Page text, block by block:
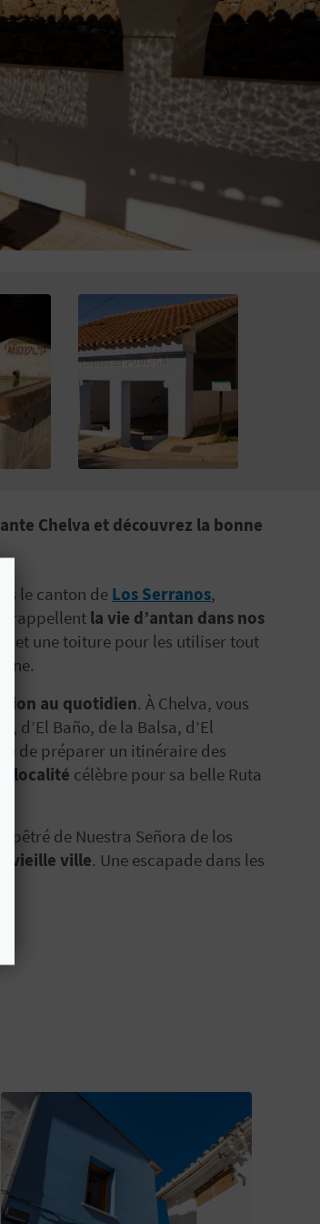
Chelva et découvrez la bonne
le canton de Los Serranos,
rappellent la vie d’antan dans nos
et une toiture pour les utiliser tout
au quotidien. À Chelva, vous
d’El Baño, de la Balsa, d’El
de préparer un itinéraire des
localité célèbre pour sa belle Ruta
de Nuestra Señora de los
vieille ville. Une escapade dans les